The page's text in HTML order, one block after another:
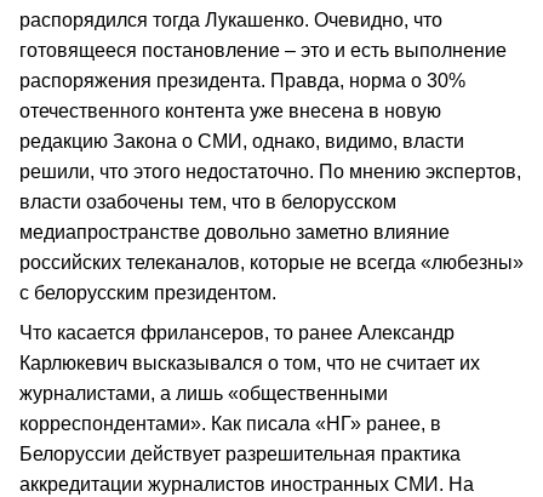
распорядился тогда Лукашенко. Очевидно, что
готовящееся постановление – это и есть выполнение
распоряжения президента. Правда, норма о 30%
отечественного контента уже внесена в новую
редакцию Закона о СМИ, однако, видимо, власти
решили, что этого недостаточно. По мнению экспертов,
власти озабочены тем, что в белорусском
медиапространстве довольно заметно влияние
российских телеканалов, которые не всегда «любезны»
с белорусским президентом.
Что касается фрилансеров, то ранее Александр
Карлюкевич высказывался о том, что не считает их
журналистами, а лишь «общественными
корреспондентами». Как писала «НГ» ранее, в
Белоруссии действует разрешительная практика
аккредитации журналистов иностранных СМИ. На